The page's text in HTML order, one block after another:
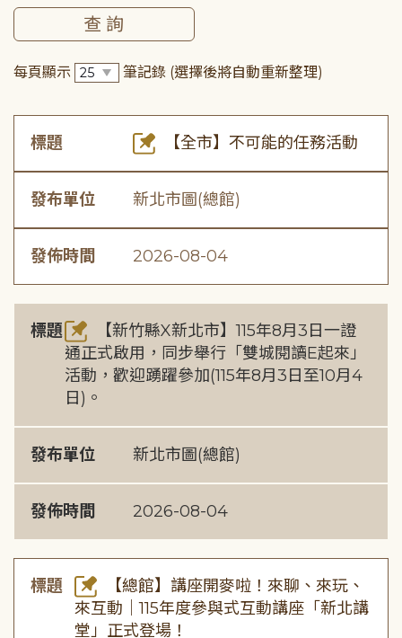
每頁顯示 筆記錄 (選擇後將自動重新整理)
標題 【全市】不可能的任務活動
發布單位 新北市圖(總館)
發佈時間 2026-08-04
標題
【新竹縣X新北市】115年8月3日一證
通正式啟用，同步舉行「雙城閱讀E起來」
活動，歡迎踴躍參加(115年8月3日至10月4
日)。
發布單位 新北市圖(總館)
發佈時間 2026-08-04
標題
【總館】講座開麥啦！來聊、來玩、
來互動｜115年度參與式互動講座「新北講
堂」正式登場！